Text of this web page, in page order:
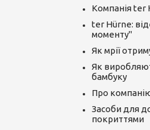
Компанія ter
ter Hürne:
моменту"
Як мрії
Як
бамбуку
Про
Засоби для
покриттями